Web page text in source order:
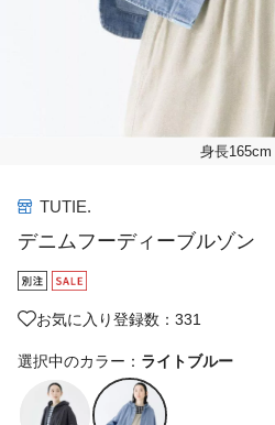
身長165cm
TUTIE.
デニムフーディーブルゾン
お気に入り登録数：331
選択中のカラー： ライトブルー